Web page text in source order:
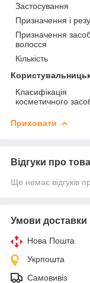
Застосування
Призначення і
Призначення
волосся
Кількість
Класифікація
косметичного
Приховати
Відгуки про
Ще немає відгуків
Умови доставки
Нова Пошта
Укрпошта
Самовивіз